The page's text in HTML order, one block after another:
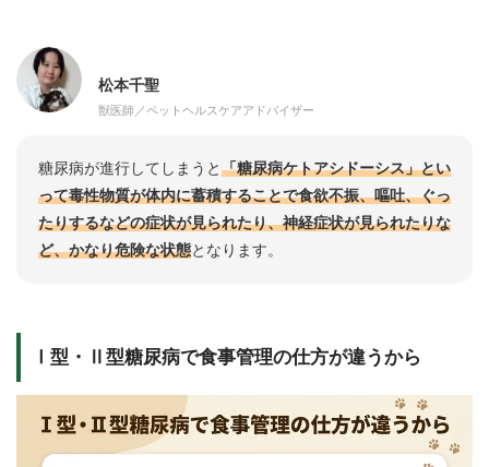
松本千聖
獣医師／ペットヘルスケアアドバイザー
糖尿病が進行してしまうと「糖尿病ケトアシドーシス」とい
って毒性物質が体内に蓄積することで食欲不振、嘔吐、ぐっ
たりするなどの症状が見られたり、神経症状が見られたりな
ど、かなり危険な状態となります。
Ⅰ型・Ⅱ型糖尿病で食事管理の仕方が違うから